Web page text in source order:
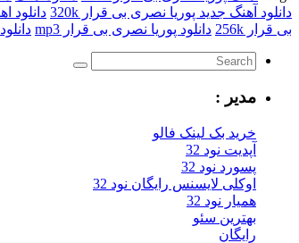
دانلود آهنگ جدید پوریا نصری بی قرار 320k
دانلود
بی قرار 256k
دانلود پوریا نصری بی قرار mp3
مدیر :
خرید بک لینک فالو
آپدیت نود 32
پسورد نود 32
اوکلی لایسنس رایگان نود 32
همیار نود 32
بهترین سئو
رایگان